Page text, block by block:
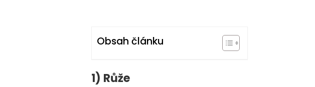
Obsah článku
1) Růže